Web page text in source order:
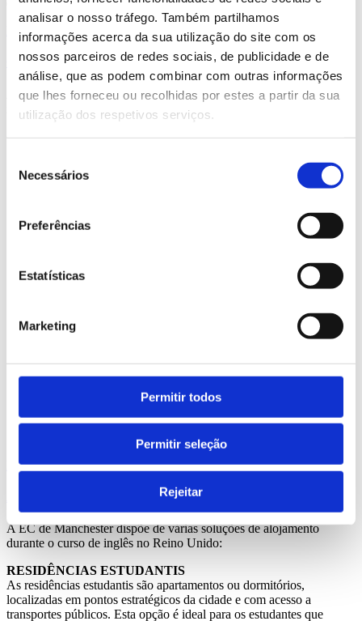
analisar o nosso tráfego. Também partilhamos
informações acerca da sua utilização do site com os
nossos parceiros de redes sociais, de publicidade e de
análise, que as podem combinar com outras informações
que lhes forneceu ou recolhidas por estes a partir da sua
utilização dos respetivos serviços.
Necessários
Preferências
Estatísticas
Marketing
Permitir todos
Permitir seleção
Rejeitar
diferentes e com mais de 29 escolas. Anualmente, mais de...
Ler mais
Cursos
A EC de Manchester dispõe de uma oferta alargada de cursos de
inglês:
Cursos de Inglês Flexíveis
Curso de Inglês Geral
Cursos de Inglês de Longa Duração
Cursos De Inglês Para Negócios
Cursos Preparatório Para Exames
Curso Preparatório para o Exame IELTS
Curso Preparatório para o Exame de Manchester
Curso Preparatório para o Exame Manchester –
Preparação para o Exame GRE®
Preparação para...
Ler mais
A EC de Manchester dispõe de várias soluções de alojamento
durante o curso de inglês no Reino Unido:
RESIDÊNCIAS ESTUDANTIS
As residências estudantis são apartamentos ou dormitórios,
localizadas em pontos estratégicos da cidade e com acesso a
transportes públicos. Esta opção é ideal para os estudantes que